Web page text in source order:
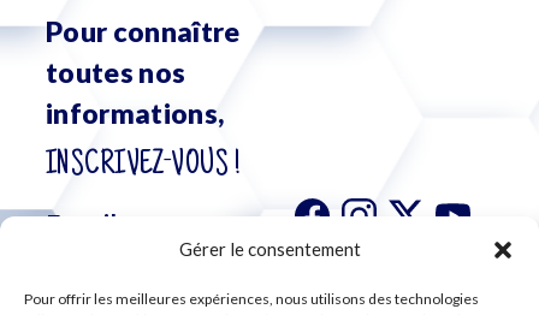
Gérer le consentement
Pour offrir les meilleures expériences, nous utilisons des technologies
Pour connaître
toutes nos
informations,
INSCRIVEZ-VOUS !